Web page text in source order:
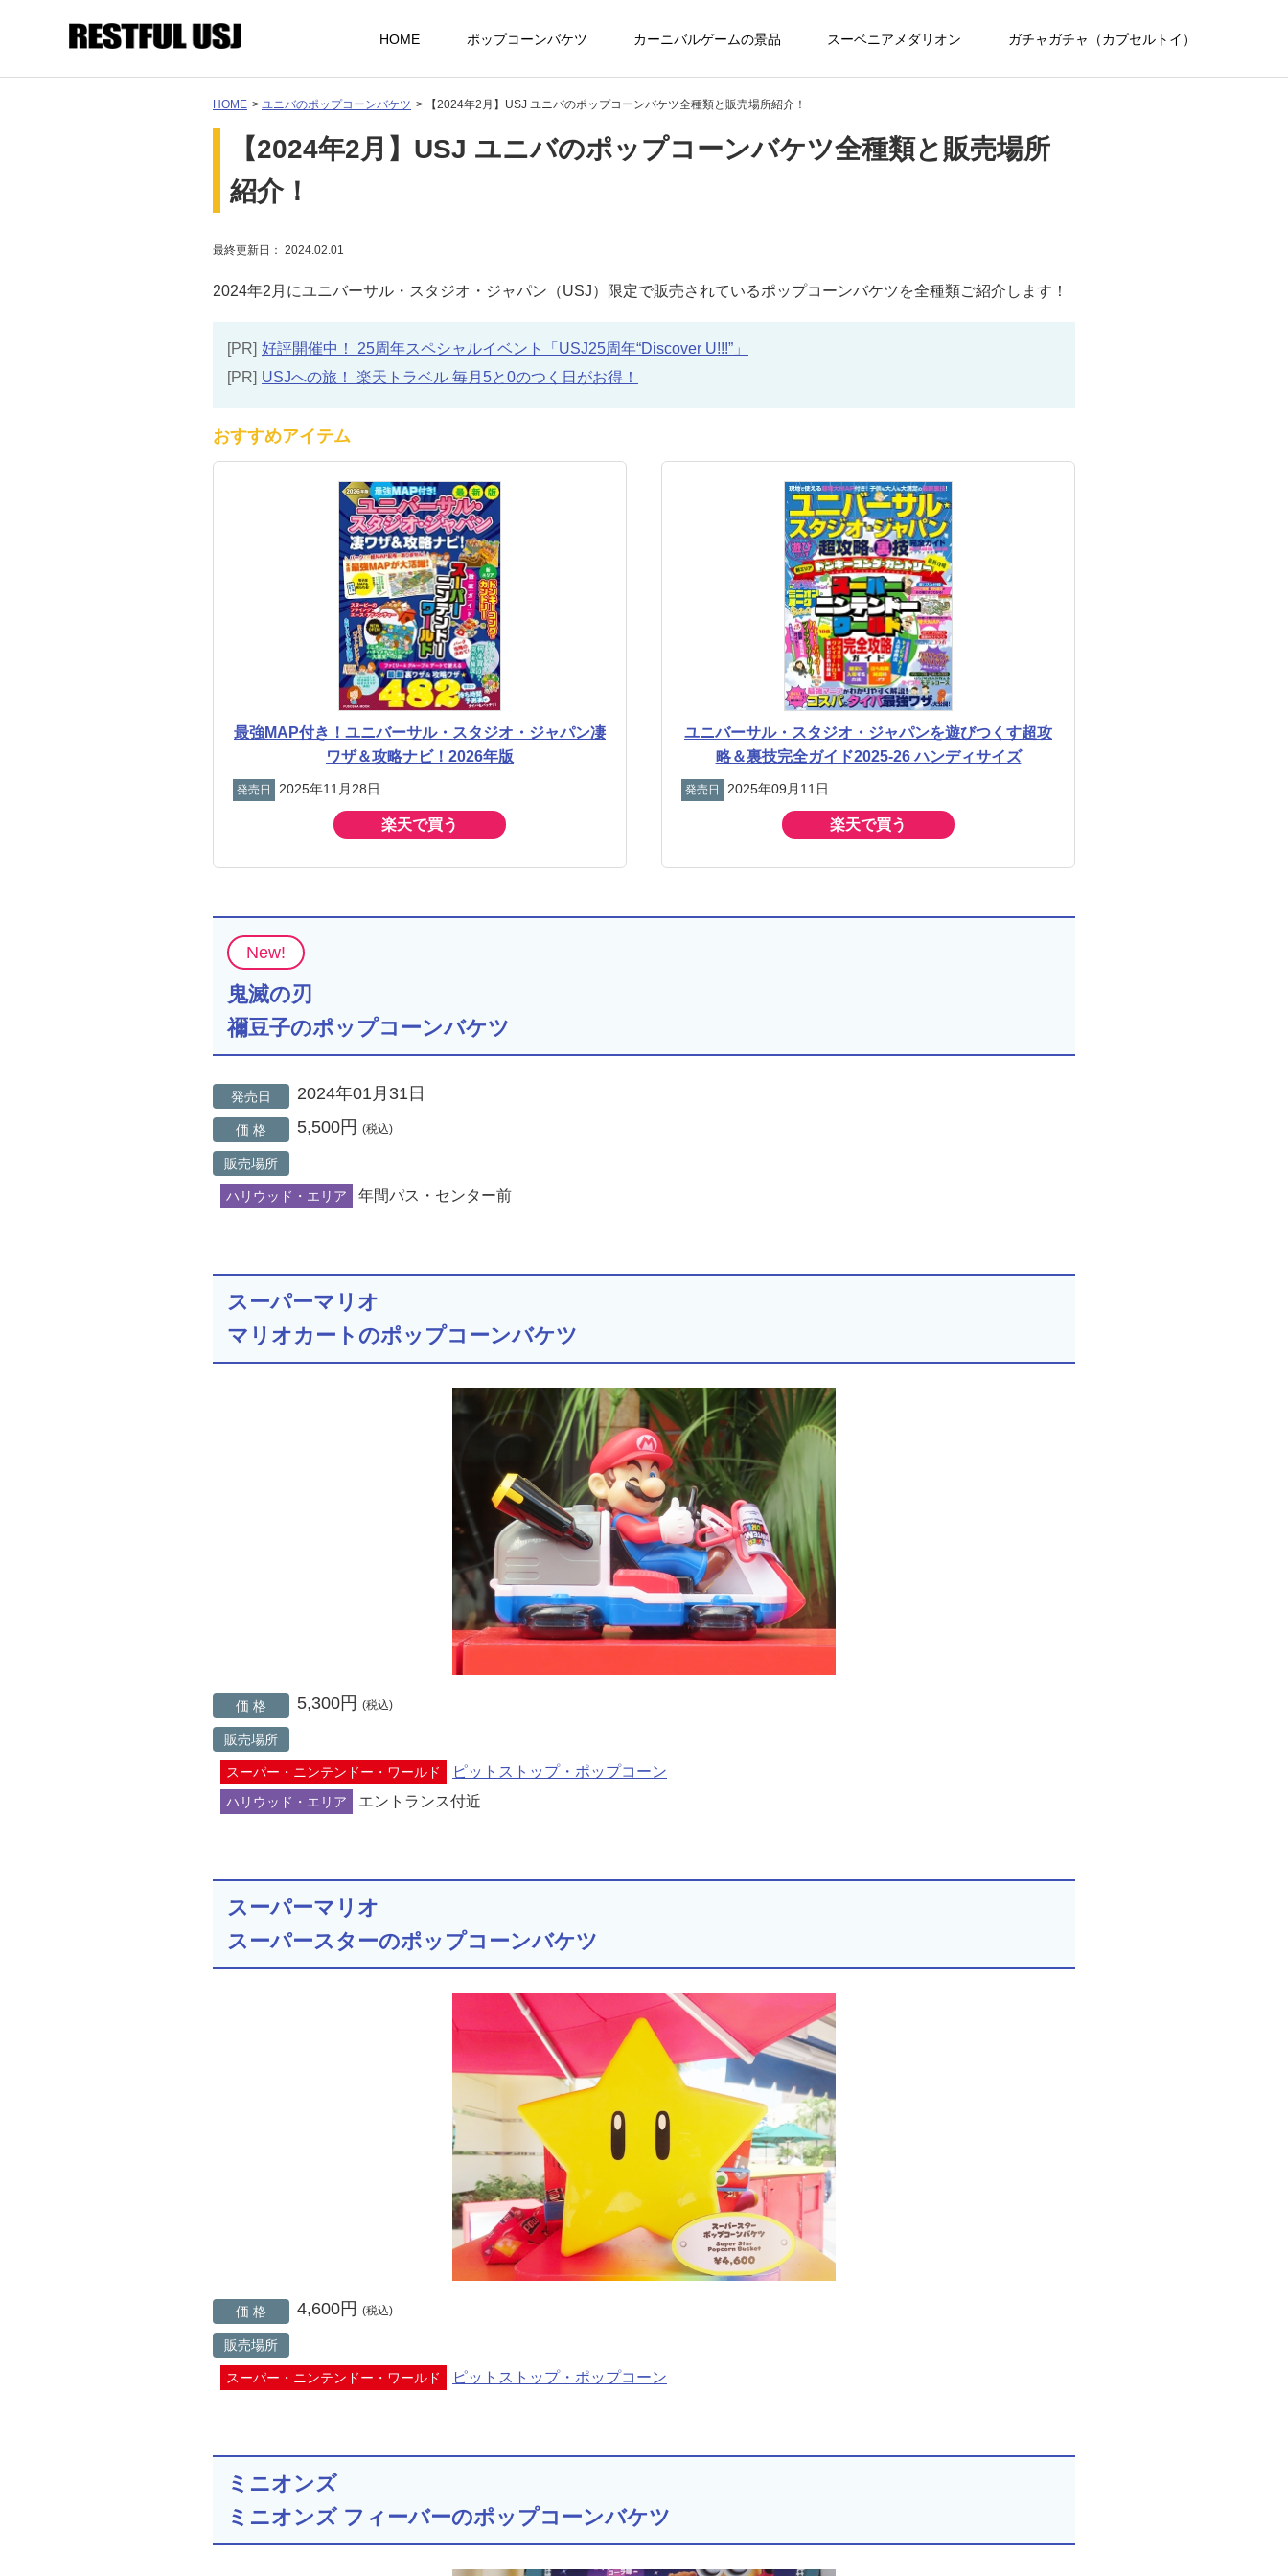
HOME ポップコーンバケツ カーニバルゲームの景品 スーベニアメダリオン ガチャガチャ（カプセルトイ）
HOME > ユニバのポップコーンバケツ > 【2024年2月】USJ ユニバのポップコーンバケツ全種類と販売場所紹介！
【2024年2月】USJ ユニバのポップコーンバケツ全種類と販売場所
紹介！
最終更新日： 2024.02.01
2024年2月にユニバーサル・スタジオ・ジャパン（USJ）限定で販売されているポップコーンバケツを全種類ご紹介します！
[PR] 好評開催中！ 25周年スペシャルイベント「USJ25周年“Discover U!!!”」
[PR] USJへの旅！ 楽天トラベル 毎月5と0のつく日がお得！
おすすめアイテム
最強MAP付き！ユニバーサル・スタジオ・ジャパン凄
ワザ＆攻略ナビ！2026年版
発売日 2025年11月28日
楽天で買う
ユニバーサル・スタジオ・ジャパンを遊びつくす超攻
略＆裏技完全ガイド2025-26 ハンディサイズ
発売日 2025年09月11日
楽天で買う
New!
鬼滅の刃
禰豆子のポップコーンバケツ
発売日 2024年01月31日
価 格 5,500円 (税込)
販売場所
ハリウッド・エリア 年間パス・センター前
スーパーマリオ
マリオカートのポップコーンバケツ
価 格 5,300円 (税込)
販売場所
スーパー・ニンテンドー・ワールド ピットストップ・ポップコーン
ハリウッド・エリア エントランス付近
スーパーマリオ
スーパースターのポップコーンバケツ
価 格 4,600円 (税込)
販売場所
スーパー・ニンテンドー・ワールド ピットストップ・ポップコーン
ミニオンズ
ミニオンズ フィーバーのポップコーンバケツ